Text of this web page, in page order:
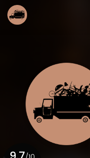
Aller
au
contenu